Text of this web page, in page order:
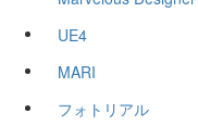
UE4
MARI
フォトリアル